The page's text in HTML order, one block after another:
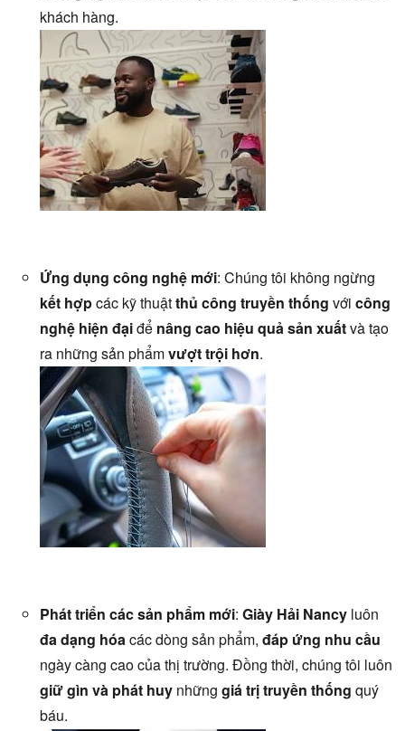
khách hàng.
Ứng dụng công nghệ mới: Chúng tôi không ngừng
kết hợpcác kỹ thuậtthủ công truyền thống với công
nghệ hiện đạiđể nâng cao hiệu quả sản xuấtvà tạo
ra những sản phẩmvượt trội hơn.
Phát triển các sản phẩm mới: Giày Hải Nancy luôn
đa dạng hóacác dòng sản phẩm, đáp ứng nhu cầu
ngày càng cao của thị trường. Đồng thời, chúng tôi luôn
giữ gìn và phát huy những giá trị truyền thống quý
báu.